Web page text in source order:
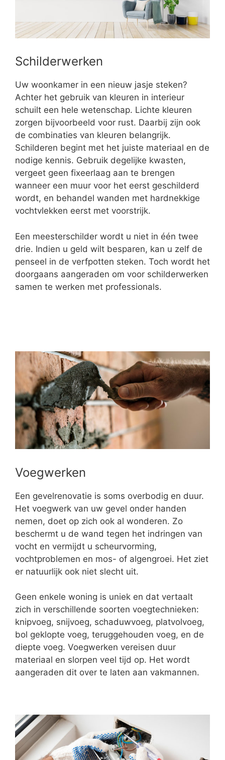
Schilderwerken
Uw woonkamer in een nieuw jasje steken?
Achter het gebruik van kleuren in interieur
schuilt een hele wetenschap. Lichte kleuren
zorgen bijvoorbeeld voor rust. Daarbij zijn ook
de combinaties van kleuren belangrijk.
Schilderen begint met het juiste materiaal en de
nodige kennis. Gebruik degelijke kwasten,
vergeet geen fixeerlaag aan te brengen
wanneer een muur voor het eerst geschilderd
wordt, en behandel wanden met hardnekkige
vochtvlekken eerst met voorstrijk.
Een meesterschilder wordt u niet in één twee
drie. Indien u geld wilt besparen, kan u zelf de
penseel in de verfpotten steken. Toch wordt het
doorgaans aangeraden om voor schilderwerken
samen te werken met professionals.
Voegwerken
Een gevelrenovatie is soms overbodig en duur.
Het voegwerk van uw gevel onder handen
nemen, doet op zich ook al wonderen. Zo
beschermt u de wand tegen het indringen van
vocht en vermijdt u scheurvorming,
vochtproblemen en mos- of algengroei. Het ziet
er natuurlijk ook niet slecht uit.
Geen enkele woning is uniek en dat vertaalt
zich in verschillende soorten voegtechnieken:
knipvoeg, snijvoeg, schaduwvoeg, platvolvoeg,
bol geklopte voeg, teruggehouden voeg, en de
diepte voeg. Voegwerken vereisen duur
materiaal en slorpen veel tijd op. Het wordt
aangeraden dit over te laten aan vakmannen.